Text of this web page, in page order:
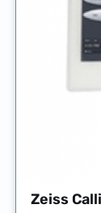
Zeiss